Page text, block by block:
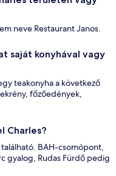
neve Restaurant Janos.
saját konyhával vagy
teakonyha a következő
főzőedények,
Charles?
BAH-csomópont,
gyalog, Rudas Fürdő pedig